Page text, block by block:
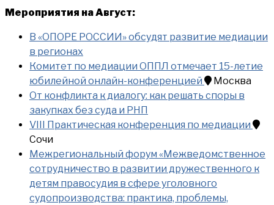
Мероприятия на Август:
В «ОПОРЕ РОССИИ» обсудят развитие медиации
в регионах
Комитет по медиации ОППЛ отмечает 15-летие
юбилейной онлайн-конференцией
Москва
От конфликта к диалогу: как решать споры в
закупках без суда и РНП
VIII Практическая конференция по медиации
Сочи
Межрегиональный форум «Межведомственное
сотрудничество в развитии дружественного к
детям правосудия в сфере уголовного
судопроизводства: практика, проблемы,